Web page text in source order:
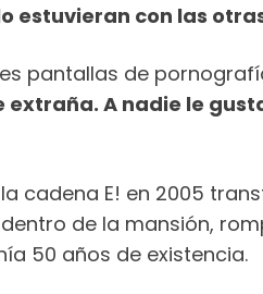
estuvieran con las
pantallas de
extraña. A nadie le
cadena E! en 2005
de la mansión,
50 años de existencia.